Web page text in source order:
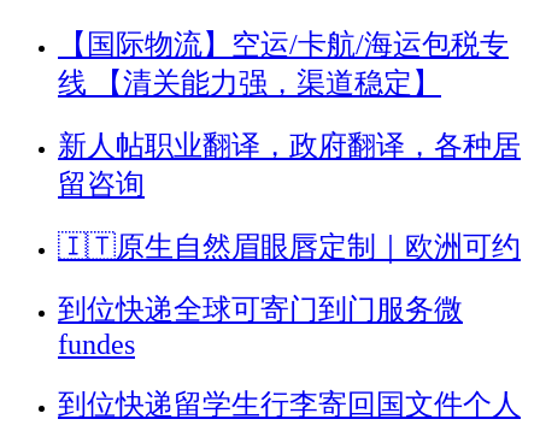
【国际物流】空运/卡航/海运包税专
线 【清关能力强，渠道稳定】
新人帖职业翻译，政府翻译，各种居
留咨询
🇮🇹原生自然眉眼唇定制｜欧洲可约
到位快递全球可寄门到门服务微
fundes
到位快递留学生行李寄回国文件个人